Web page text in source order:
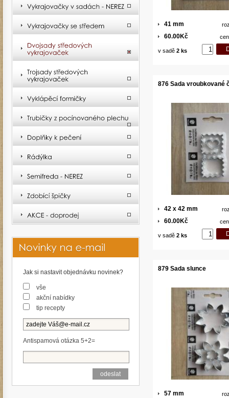
41 mm
60.00Kč
v sadě 2 ks
876 Sada vroubkované
42 x 42 mm
60.00Kč
v sadě 2 ks
879 Sada slunce
57 mm
Jak si nastavit objednávku novinek?
vše
akční nabídky
tip recepty
Antispamová otázka 5+2=